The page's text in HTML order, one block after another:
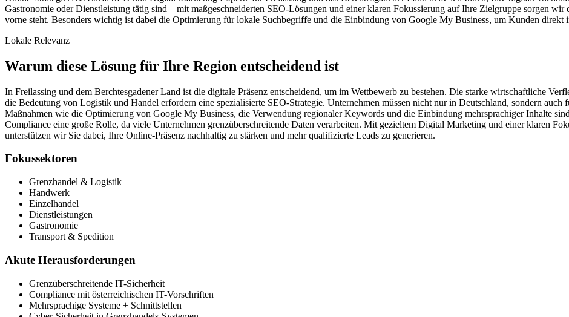
Gastronomie oder Dienstleistung tätig sind – mit maßgeschneiderten SEO-Lösungen und einer klaren Fokussierung auf Ihre Zielgruppe sorgen wir
vorne steht. Besonders wichtig ist dabei die Optimierung für lokale Suchbegriffe und die Einbindung von Google My Business, um Kunden direkt
Lokale Relevanz
Warum diese Lösung für Ihre Region entscheidend ist
In Freilassing und dem Berchtesgadener Land ist die digitale Präsenz entscheidend, um im Wettbewerb zu bestehen. Die starke wirtschaftliche
die Bedeutung von Logistik und Handel erfordern eine spezialisierte SEO-Strategie. Unternehmen müssen nicht nur in Deutschland, sondern
Maßnahmen wie die Optimierung von Google My Business, die Verwendung regionaler Keywords und die Einbindung mehrsprachiger Inhalte
Compliance eine große Rolle, da viele Unternehmen grenzüberschreitende Daten verarbeiten. Mit gezieltem Digital Marketing und einer klaren
unterstützen wir Sie dabei, Ihre Online-Präsenz nachhaltig zu stärken und mehr qualifizierte Leads zu generieren.
Fokussektoren
Grenzhandel & Logistik
Handwerk
Einzelhandel
Dienstleistungen
Gastronomie
Transport & Spedition
Akute Herausforderungen
Grenzüberschreitende IT-Sicherheit
Compliance mit österreichischen IT-Vorschriften
Mehrsprachige Systeme + Schnittstellen